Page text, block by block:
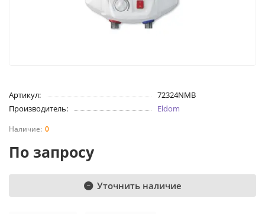
Артикул:
72324NMB
Производитель:
Eldom
0
По запросу
Уточнить наличие